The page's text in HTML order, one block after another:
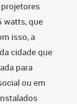
watts, que
isso, a
cidade que
para
ou em